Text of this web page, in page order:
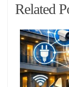
Related